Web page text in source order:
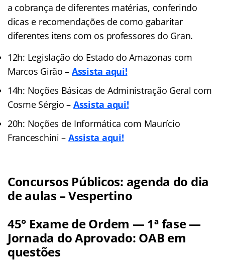
a cobrança de diferentes matérias, conferindo
dicas e recomendações de como gabaritar
diferentes itens com os professores do Gran.
12h: Legislação do Estado do Amazonas com
Marcos Girão – Assista aqui!
14h: Noções Básicas de Administração Geral com
Cosme Sérgio – Assista aqui!
20h: Noções de Informática com Maurício
Franceschini – Assista aqui!
Concursos Públicos: agenda do dia
de aulas – Vespertino
45° Exame de Ordem — 1ª fase —
Jornada do Aprovado: OAB em
questões